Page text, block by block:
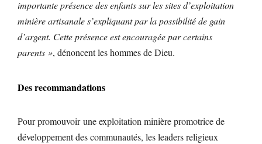
importante présence des enfants sur les sites d’exploitation
minière artisanale s’expliquant par la possibilité de gain
d’argent. Cette présence est encouragée par certains
parents », dénoncent les hommes de Dieu.
Des recommandations
Pour promouvoir une exploitation minière promotrice de
développement des communautés, les leaders religieux